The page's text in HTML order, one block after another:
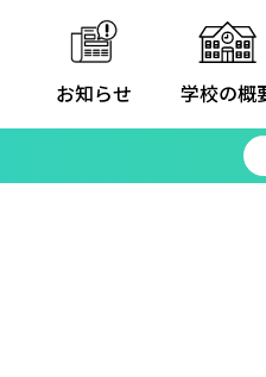
お知らせ 学校の概